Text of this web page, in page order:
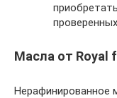
Масла от Royal
Нерафинированное